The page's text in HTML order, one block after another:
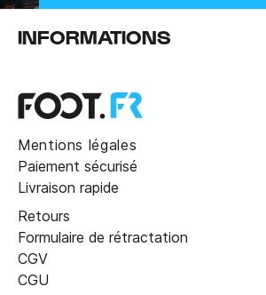
INFORMATIONS
Mentions légales
Paiement sécurisé
Livraison rapide
Retours
Formulaire de rétractation
CGV
CGU